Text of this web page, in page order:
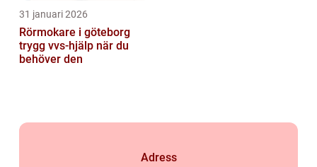
31 januari 2026
Rörmokare i göteborg
trygg vvs-hjälp när du
behöver den
Adress